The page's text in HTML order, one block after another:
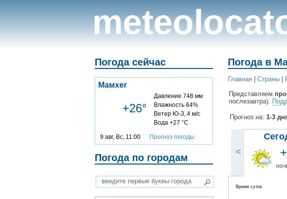
Погода сейчас
Мамхег
+26°
Давление 748 мм
Влажность 64%
Ветер Ю-З, 4 м/с
Вода +27 °C
9 авг, Вс, 11:00 Прогноз погоды
Погода по городам
Погода в
Главная Cтраны
Представляем
послезавтра).
Прогноз на: 1-3
<
Время суток